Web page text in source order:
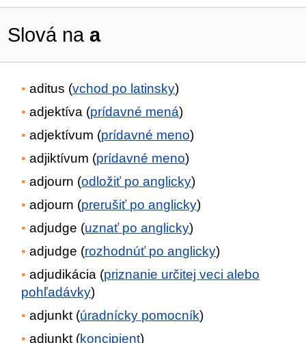
Slová naa
aditus (vchod po latinsky)
adjektíva (prídavné mená)
adjektívum (prídavné meno)
adjiktívum (prídavné meno)
adjourn (odložiť po anglicky)
adjourn (prerušiť po anglicky)
adjudge (uznať po anglicky)
adjudge (rozhodnúť po anglicky)
adjudikácia (priznanie určitej veci alebo
pohľadávky)
adjunkt (úradnícky pomocník)
adjunkt (koncipient)